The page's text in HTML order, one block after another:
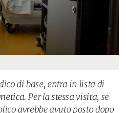
di base, entra in lista di
Per la stessa visita, se
avrebbe avuto posto dopo